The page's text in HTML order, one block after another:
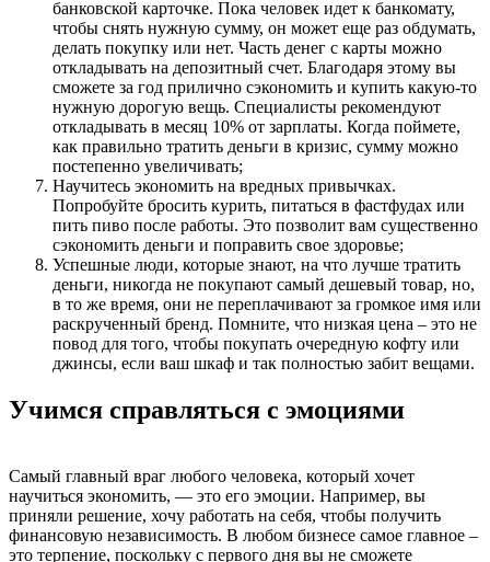
банковской карточке. Пока человек идет к банкомату,
чтобы снять нужную сумму, он может еще раз обдумать,
делать покупку или нет. Часть денег с карты можно
откладывать на депозитный счет. Благодаря этому вы
сможете за год прилично сэкономить и купить какую-то
нужную дорогую вещь. Специалисты рекомендуют
откладывать в месяц 10% от зарплаты. Когда поймете,
как правильно тратить деньги в кризис, сумму можно
постепенно увеличивать;
Научитесь экономить на вредных привычках.
Попробуйте бросить курить, питаться в фастфудах или
пить пиво после работы. Это позволит вам существенно
сэкономить деньги и поправить свое здоровье;
Успешные люди, которые знают, на что лучше тратить
деньги, никогда не покупают самый дешевый товар, но,
в то же время, они не переплачивают за громкое имя или
раскрученный бренд. Помните, что низкая цена – это не
повод для того, чтобы покупать очередную кофту или
джинсы, если ваш шкаф и так полностью забит вещами.
Учимся справляться с эмоциями
Самый главный враг любого человека, который хочет
научиться экономить, — это его эмоции. Например, вы
приняли решение, хочу работать на себя, чтобы получить
финансовую независимость. В любом бизнесе самое главное –
это терпение, поскольку с первого дня вы не сможете